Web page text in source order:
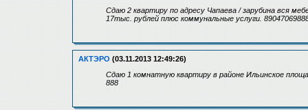
Сдаю 2 квартиру по адресу Чапаева / зарубина вся
17тыс. рублей плюс коммунальные услуги.
АКТЭРО (03.11.2013 12:49:26)
Сдаю 1 комнатную квартиру в районе Ильинское
888